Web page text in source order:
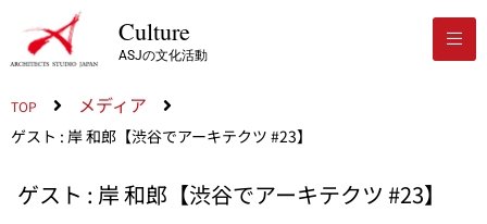
Culture
ASJの文化活動
TOP メディア
ゲスト : 岸 和郎【渋谷でアーキテクツ #23】
ゲスト : 岸 和郎【渋谷でアーキテクツ #23】